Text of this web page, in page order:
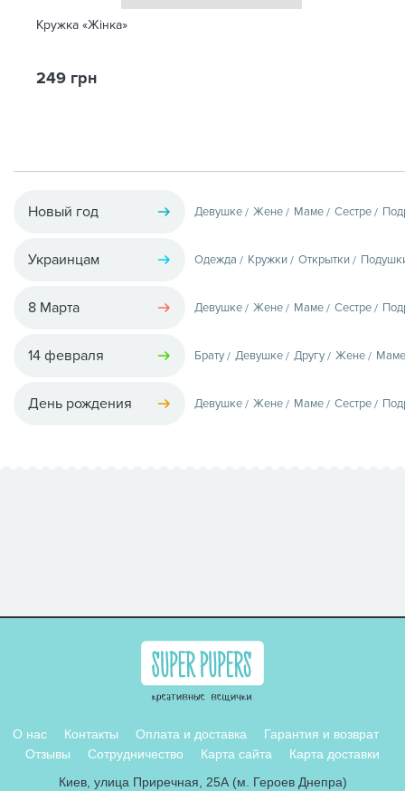
Кружка «Жінка»
249 грн
Новый год Девушке Жене Маме Сестре
Украинцам Одежда Кружки Открытки
8 Марта Девушке Жене Маме Сестре
14 февраля Брату Девушке Другу Жене Маме
День рождения Девушке Жене Маме Сестре
О нас Контакты Оплата и доставка
Гарантия и возврат
Отзывы
Сотрудничество Карта сайта
Карта доставки
Киев, улица Приречная, 25А (м. Героев Днепра)